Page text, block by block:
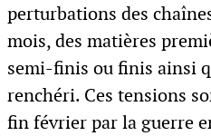
perturbations des
mois, des matières
semi-finis ou finis ainsi
renchéri. Ces tensions
fin février par la guerre